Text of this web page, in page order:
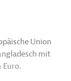
Union
mit
Euro.